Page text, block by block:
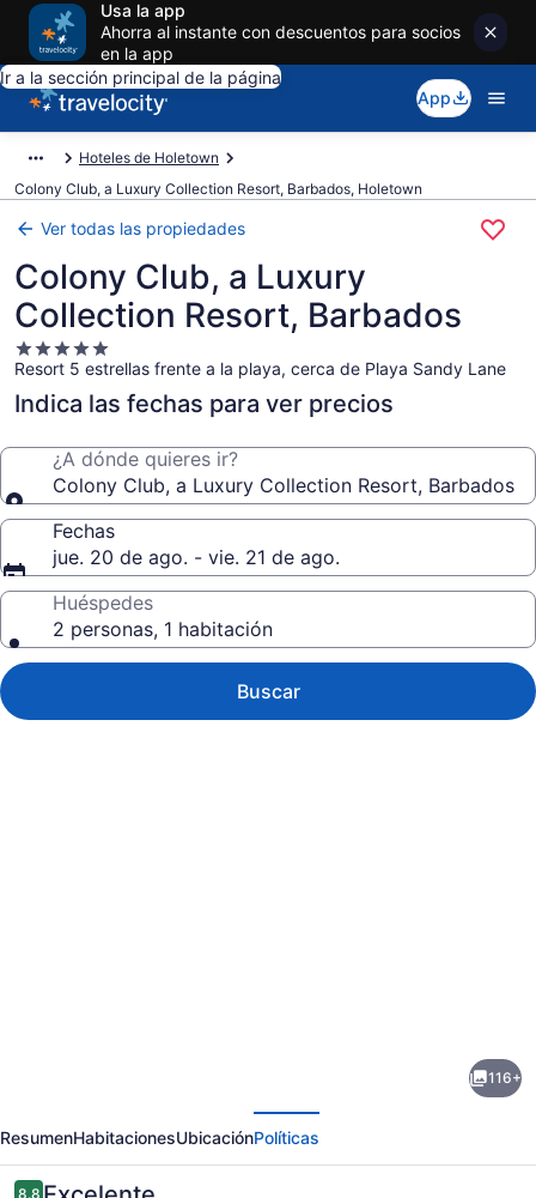
Usa la app
Ahorra al instante con descuentos para socios
en la app
Ir a la sección principal de la página
App
Hoteles de Holetown
Colony Club, a Luxury Collection Resort, Barbados, Holetown
Ver todas las propiedades
Colony Club, a Luxury
Collection Resort, Barbados
Propiedad
de
5.0
Resort 5 estrellas frente a la playa, cerca de Playa Sandy Lane
Indica las fechas para ver precios
¿A dónde quieres ir?
Colony Club, a Luxury Collection Resort, Barbados
Fechas
jue. 20 de ago. - vie. 21 de ago.
Huéspedes
2 personas, 1 habitación
Buscar
Club,
a
116+
ResumenHabitacionesUbicaciónPolíticas
Opiniones
8.8